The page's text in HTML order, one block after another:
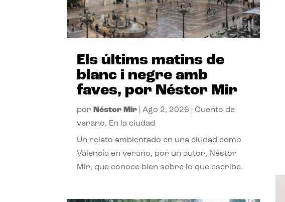
Els últims matins de
blanc i negre amb
faves, por Néstor Mir
por Néstor Mir |Ago 2, 2026 |Cuento de
verano, En la ciudad
Un relato ambientado en una ciudad como
Valencia en verano, por un autor, Néstor
Mir, que conoce bien sobre lo que escribe.